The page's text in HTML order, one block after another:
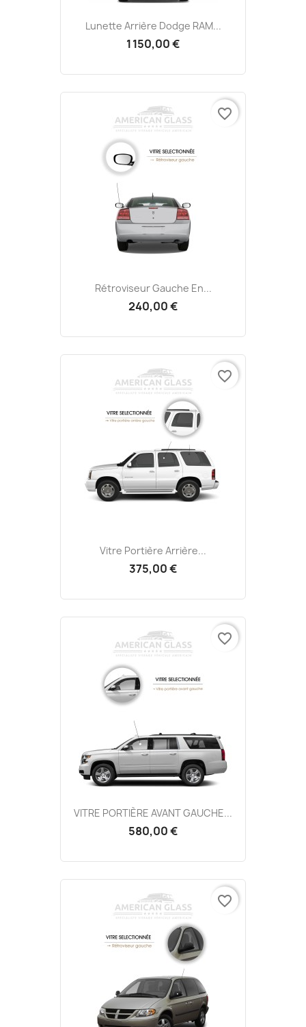
Lunette Arrière Dodge RAM...
1 150,00 €
Rétroviseur Gauche En...
240,00 €
favorite_border
Vitre Portière Arrière...
375,00 €
favorite_border
VITRE PORTIÈRE AVANT GAUCHE...
580,00 €
favorite_border
favorite_border